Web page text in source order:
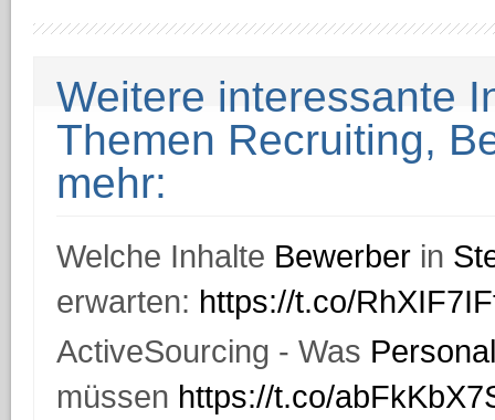
Weitere interessante
Themen Recruiting,
mehr:
Welche Inhalte Bewerber in
erwarten: https://t.co/
ActiveSourcing - Was
müssen https://t.co/